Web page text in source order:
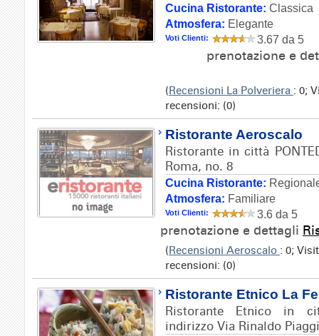
Cucina Ristorante: Classica
Atmosfera: Elegante
Voti Clienti: 3.67 da 5
prenotazione e
(Recensioni La Polveriera : 0;
recensioni: (0)
Ristorante Aeroscalo
Ristorante in città
Roma, no. 8
Cucina Ristorante:
Atmosfera: Familiare
Voti Clienti: 3.6 da 5
prenotazione e dettagli
(Recensioni Aeroscalo : 0;
recensioni: (0)
Ristorante Etnico La
Ristorante Etnico in
indirizzo Via Rinaldo